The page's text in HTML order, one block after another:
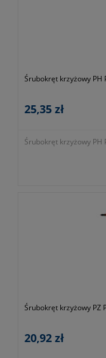
Śrubokręt krzyżowy PH
25,35 zł
Śrubokręt krzyżowy PH
Śrubokręt krzyżowy PZ
20,92 zł